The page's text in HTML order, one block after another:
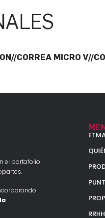
CORREA MICRO V//
el portafolio
la
RRHH